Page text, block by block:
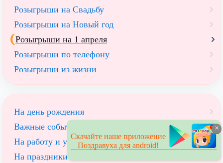
Розыгрыши на Свадьбу
Розыгрыши на Новый год
Розыгрыши на 1 апреля
Розыгрыши по телефону
Розыгрыши из жизни
На день рождения
Важные события
На работу и учебу
На праздники
×
Скачайте наше приложение
Поздравуха для android!